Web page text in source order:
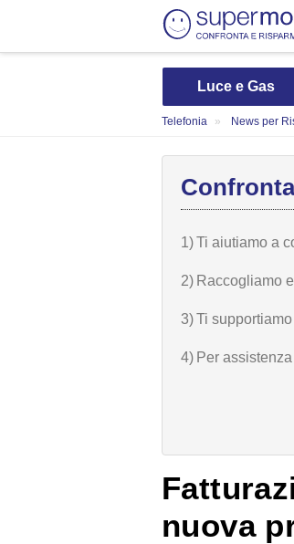
Luce e Gas
Telefonia News per
1)Ti aiutiamo a
2) Raccogliamo
3)Ti
4) Per
nuova